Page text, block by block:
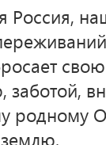
Россия,
родному